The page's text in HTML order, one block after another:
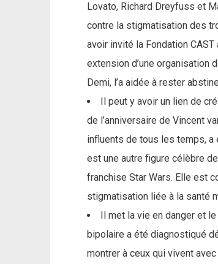
Lovato, Richard Dreyfuss et
contre la stigmatisation des
avoir invité la Fondation
extension d’une organisation
Demi, l’a aidée à rester
Il peut y avoir un lien de
de l’anniversaire de Vincent
influents de tous les temps, a
est une autre figure célèbre
franchise Star Wars. Elle est
stigmatisation liée à la santé
Il met la vie en danger et
bipolaire a été diagnostiqué
montrer à ceux qui vivent